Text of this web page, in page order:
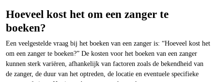
Hoeveel kost het om een zanger te
boeken?
Een veelgestelde vraag bij het boeken van een zanger is: “Hoeveel kost het
om een zanger te boeken?” De kosten voor het boeken van een zanger
kunnen sterk variëren, afhankelijk van factoren zoals de bekendheid van
de zanger, de duur van het optreden, de locatie en eventuele specifieke